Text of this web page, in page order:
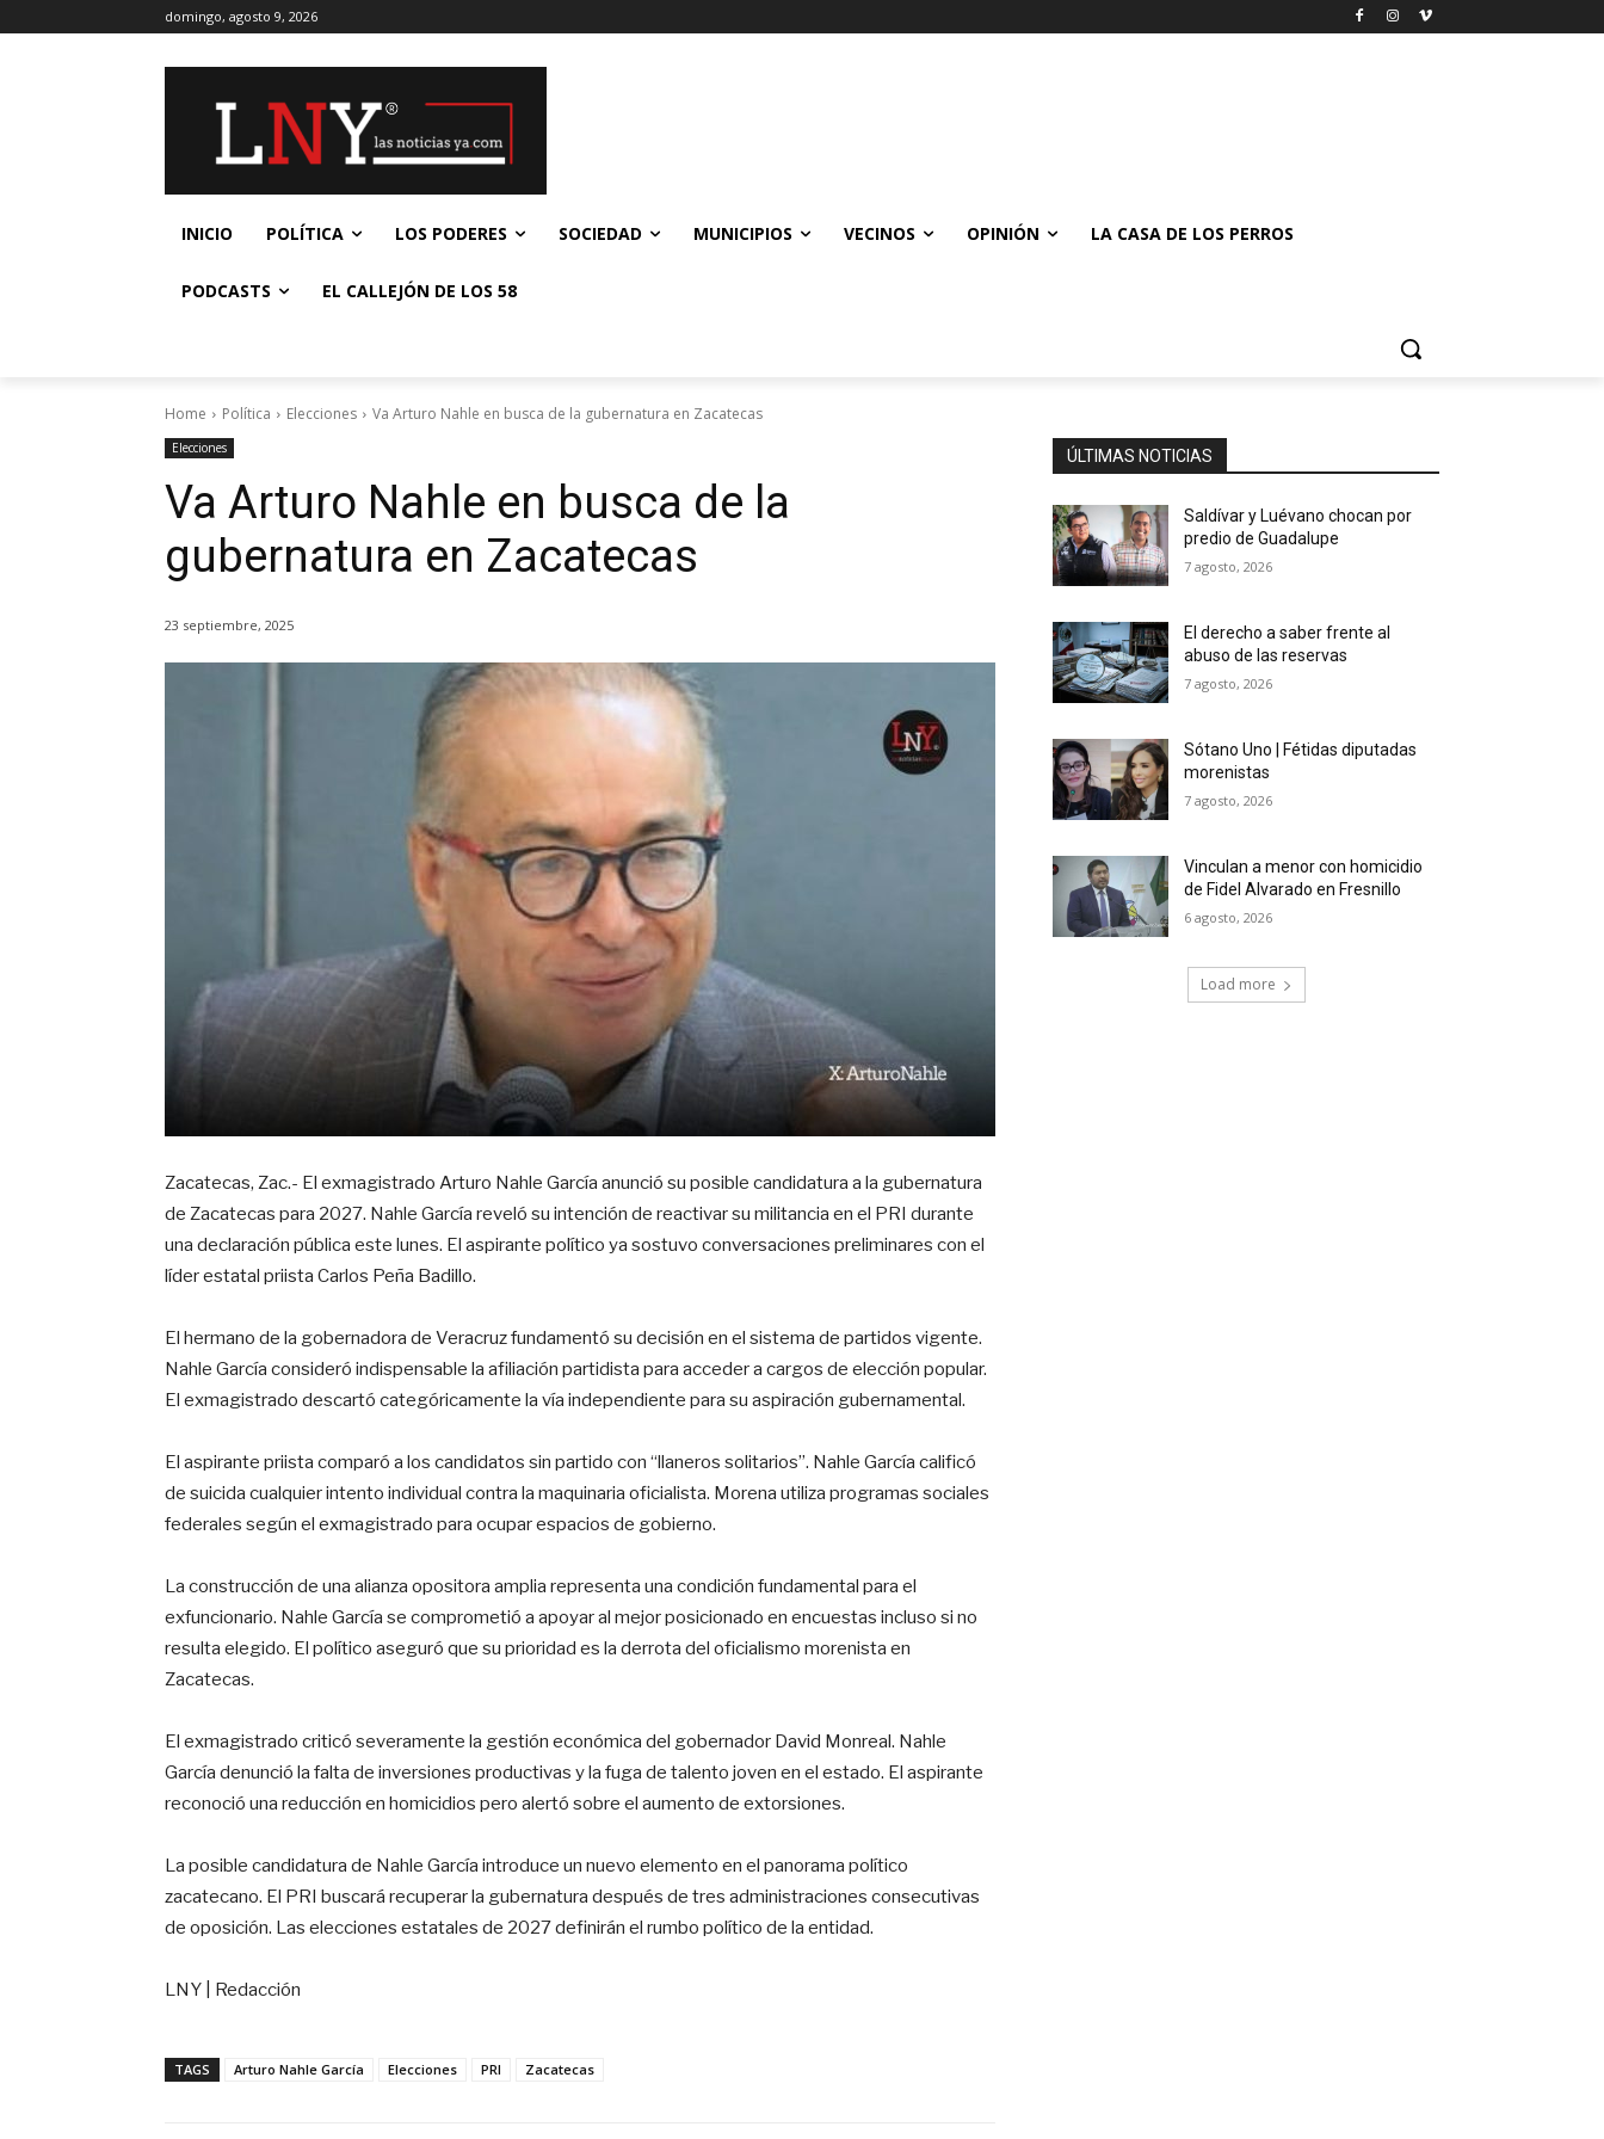
domingo, agosto 9, 2026
INICIO POLÍTICA LOS PODERES SOCIEDAD MUNICIPIOS VECINOS OPINIÓN LA CASA DE LOS PERROS
PODCASTS EL CALLEJÓN DE LOS 58
Home Política Elecciones Va Arturo Nahle en busca de la gubernatura en Zacatecas
Elecciones
Va Arturo Nahle en busca de la
gubernatura en Zacatecas
23 septiembre, 2025
Zacatecas, Zac.- El exmagistrado Arturo Nahle García anunció su posible candidatura a la gubernatura
de Zacatecas para 2027. Nahle García reveló su intención de reactivar su militancia en el PRI durante
una declaración pública este lunes. El aspirante político ya sostuvo conversaciones preliminares con el
líder estatal priista Carlos Peña Badillo.
El hermano de la gobernadora de Veracruz fundamentó su decisión en el sistema de partidos vigente.
Nahle García consideró indispensable la afiliación partidista para acceder a cargos de elección popular.
El exmagistrado descartó categóricamente la vía independiente para su aspiración gubernamental.
El aspirante priista comparó a los candidatos sin partido con “llaneros solitarios”. Nahle García calificó
de suicida cualquier intento individual contra la maquinaria oficialista. Morena utiliza programas sociales
federales según el exmagistrado para ocupar espacios de gobierno.
La construcción de una alianza opositora amplia representa una condición fundamental para el
exfuncionario. Nahle García se comprometió a apoyar al mejor posicionado en encuestas incluso si no
resulta elegido. El político aseguró que su prioridad es la derrota del oficialismo morenista en
Zacatecas.
El exmagistrado criticó severamente la gestión económica del gobernador David Monreal. Nahle
García denunció la falta de inversiones productivas y la fuga de talento joven en el estado. El aspirante
reconoció una reducción en homicidios pero alertó sobre el aumento de extorsiones.
La posible candidatura de Nahle García introduce un nuevo elemento en el panorama político
zacatecano. El PRI buscará recuperar la gubernatura después de tres administraciones consecutivas
de oposición. Las elecciones estatales de 2027 definirán el rumbo político de la entidad.
LNY | Redacción
TAGS Arturo Nahle García Elecciones PRI Zacatecas
ÚLTIMAS NOTICIAS
Saldívar y Luévano chocan por
predio de Guadalupe
7 agosto, 2026
El derecho a saber frente al
abuso de las reservas
7 agosto, 2026
Sótano Uno | Fétidas diputadas
morenistas
7 agosto, 2026
Vinculan a menor con homicidio
de Fidel Alvarado en Fresnillo
6 agosto, 2026
Load more